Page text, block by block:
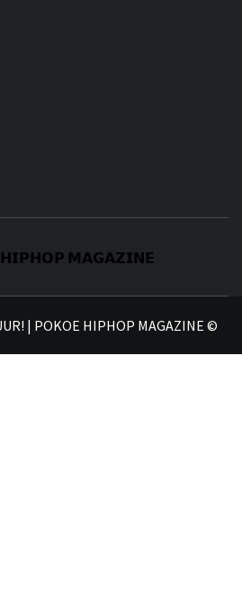
| POKOE HIPHOP MAGAZINE ©